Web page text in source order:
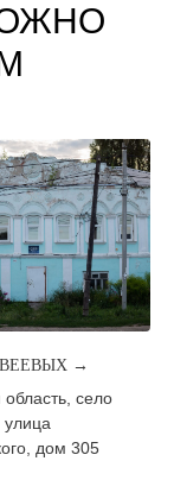
→
область, село
улица
дом 305